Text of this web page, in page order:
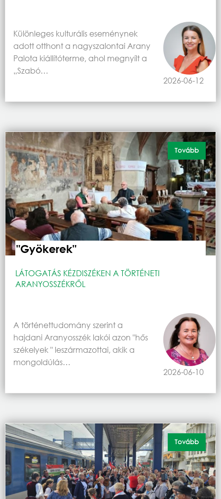
2026-06-12
Különleges kulturális eseménynek
adott otthont a nagyszalontai Arany
Palota kiállítóterme, ahol megnyílt a
„Szabó…
"Gyökerek"
LÁTOGATÁS KÉZDISZÉKEN A TÖRTÉNETI
ARANYOSSZÉKRŐL
2026-06-10
A történettudomány szerint a
hajdani Aranyosszék lakói azon "hős
székelyek " leszármazottai, akik a
mongoldúlás…
Tovább
Tovább